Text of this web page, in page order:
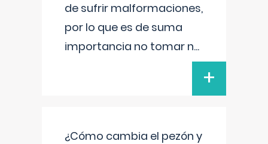
de sufrir malformaciones,
por lo que es de suma
importancia no tomar n...
+
¿Cómo cambia el pezón y